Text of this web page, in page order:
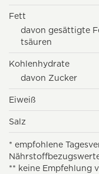
Fett
davon gesättigte
tsäuren
Kohlenhydrate
davon Zucker
Eiweiß
Salz
* empfohlene
** keine Empfehlung